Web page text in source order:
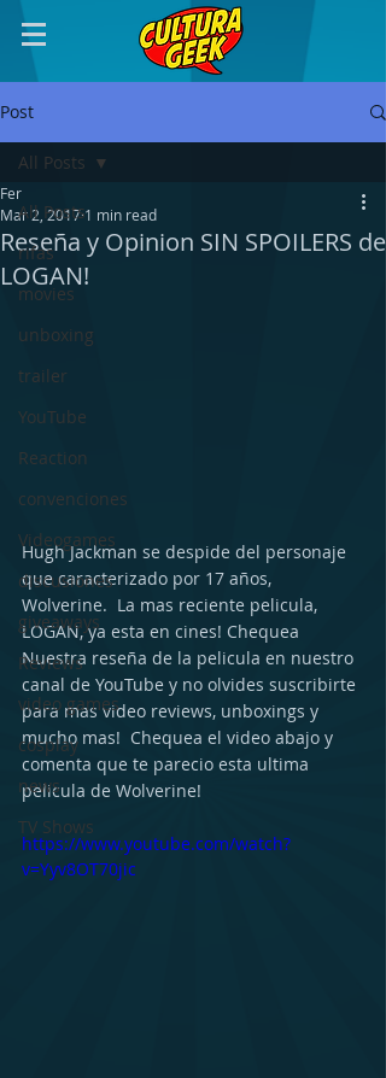
Post
All Posts
rifas
movies
unboxing
trailer
YouTube
Reaction
convenciones
Videogames
discusiones
giveaways
Reviews
video games
cosplay
news
TV Shows
All Posts
Reseña y Opinion SIN SPOILERS de
LOGAN!
Fer
Mar 2, 2017 1 min read
Hugh Jackman se despide del personaje
que caracterizado por 17 años,
Wolverine.  La mas reciente pelicula,
LOGAN, ya esta en cines! Chequea
Nuestra reseña de la pelicula en nuestro
canal de YouTube y no olvides suscribirte
para mas video reviews, unboxings y
mucho mas!  Chequea el video abajo y
comenta que te parecio esta ultima
pelicula de Wolverine!
https://www.youtube.com/watch?
v=Yyv8OT70jic